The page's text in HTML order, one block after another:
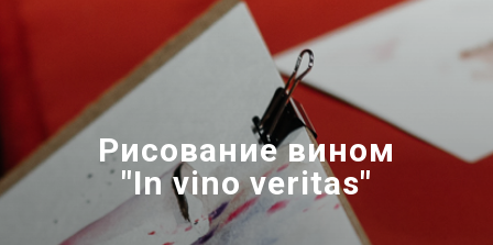
Рисование вином
"In vino veritas"